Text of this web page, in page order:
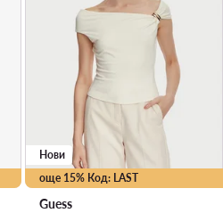
още 15% Код: LAST
Нови
Guess